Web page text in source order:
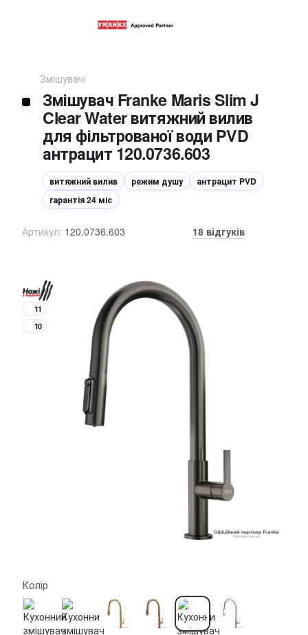
Змішувачі
Змішувач Franke Maris Slim J
Clear Water витяжний вилив
для фільтрованої води PVD
антрацит 120.0736.603
витяжний вилив режим душу
антрацит PVD
гарантія 24 міс
Артикул: 120.0736.603 18 відгуків
11
10
Колір